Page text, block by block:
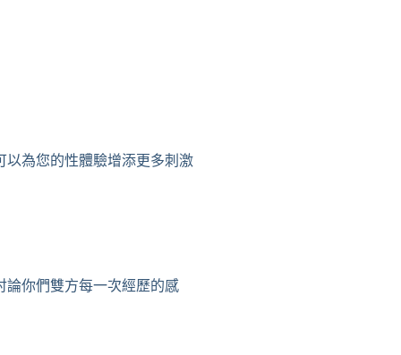
為您的性體驗增添更多刺激
論你們雙方每一次經歷的感